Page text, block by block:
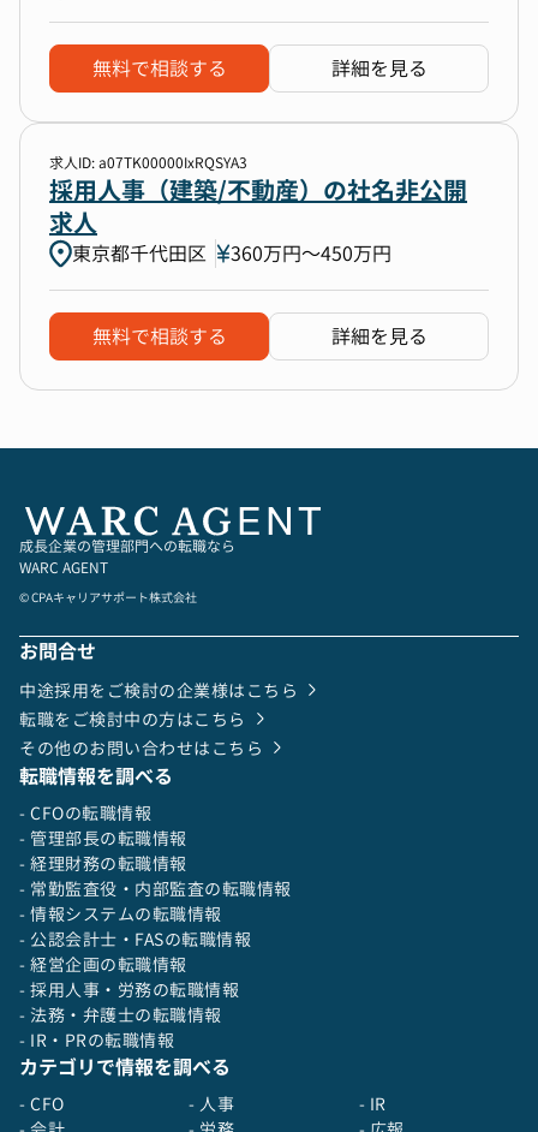
無料で相談する 詳細を見る
求人ID: a07TK00000IxRQSYA3
採用人事（建築/不動産）の社名非公開
求人
東京都千代田区 360万円〜450万円
無料で相談する 詳細を見る
成長企業の管理部門への転職なら
WARC AGENT
© CPAキャリアサポート株式会社
お問合せ
中途採用をご検討の企業様はこちら
転職をご検討中の方はこちら
その他のお問い合わせはこちら
転職情報を調べる
- CFOの転職情報
- 管理部長の転職情報
- 経理財務の転職情報
- 常勤監査役・内部監査の転職情報
- 情報システムの転職情報
- 公認会計士・FASの転職情報
- 経営企画の転職情報
- 採用人事・労務の転職情報
- 法務・弁護士の転職情報
- IR・PRの転職情報
カテゴリで情報を調べる
- CFO
- 人事
- IR